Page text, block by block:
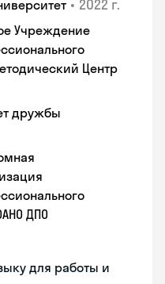
• 2022 г.
Учреждение
Центр
дружбы
ДПО
для работы и